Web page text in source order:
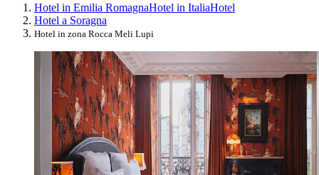
Hotel in Emilia RomagnaHotel in ItaliaHotel
Hotel a Soragna
Hotel in zona Rocca Meli Lupi